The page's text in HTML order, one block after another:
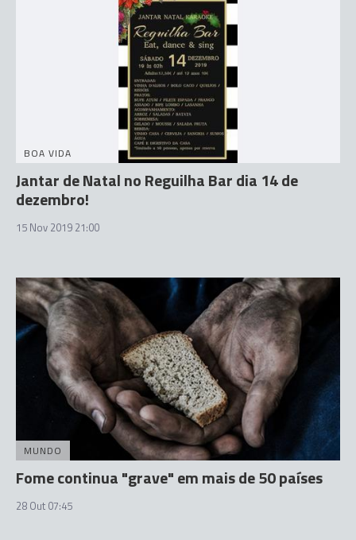
BOA VIDA
Jantar de Natal no Reguilha Bar dia 14 de
dezembro!
15 Nov 2019 21:00
MUNDO
Fome continua "grave" em mais de 50 países
28 Out 07:45